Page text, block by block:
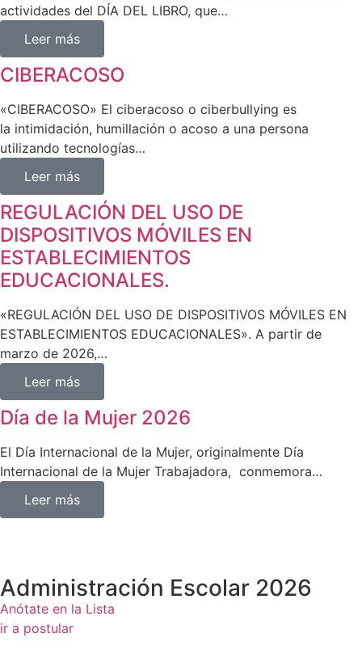
actividades del DÍA DEL LIBRO, que…
Leer más
CIBERACOSO
«CIBERACOSO» El ciberacoso o ciberbullying es
la intimidación, humillación o acoso a una persona
utilizando tecnologías…
Leer más
REGULACIÓN DEL USO DE
DISPOSITIVOS MÓVILES EN
ESTABLECIMIENTOS
EDUCACIONALES.
«REGULACIÓN DEL USO DE DISPOSITIVOS MÓVILES EN
ESTABLECIMIENTOS EDUCACIONALES». A partir de
marzo de 2026,…
Leer más
Día de la Mujer 2026
El Día Internacional de la Mujer, originalmente Día
Internacional de la Mujer Trabajadora, ​​ conmemora…
Leer más
Administración Escolar 2026
Anótate en la Lista
ir a postular